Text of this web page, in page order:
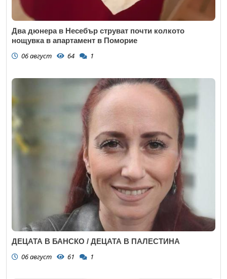
Два дюнера в Несебър струват почти колкото
нощувка в апартамент в Поморие
06 август 64 1
ДЕЦАТА В БАНСКО / ДЕЦАТА В ПАЛЕСТИНА
06 август 61 1